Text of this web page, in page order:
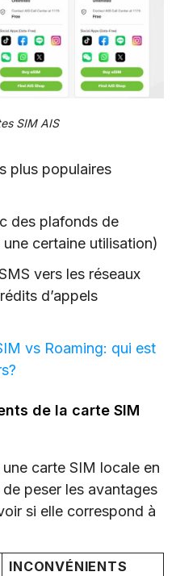
SIM AIS
plus populaires
des plafonds de
certaine utilisation)
vers les réseaux
d’appels
vs Roaming: qui est
de la carte SIM
carte SIM locale en
peser les avantages
si elle correspond à
INCONVÉNIENTS